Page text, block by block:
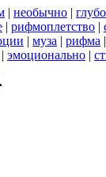
| необычно |
| рифмоплетство |
| муза | рифма
| эмоционально |